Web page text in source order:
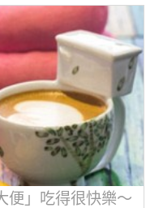
便」吃得很快樂～